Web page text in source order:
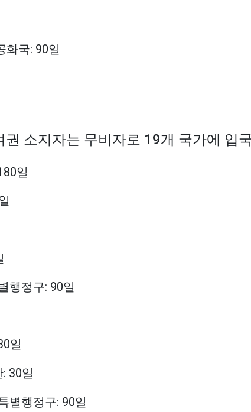
국: 90일
권 소지자는 무비자로 19개 국가에 입
일
정구: 90일
일
30일
행정구: 90일